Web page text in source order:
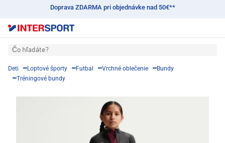
Doprava ZDARMA pri objednávke nad 50€**
Čo hľadáte?
Deti Loptové športy Futbal Vrchné oblečenie
Bundy
Tréningové bundy